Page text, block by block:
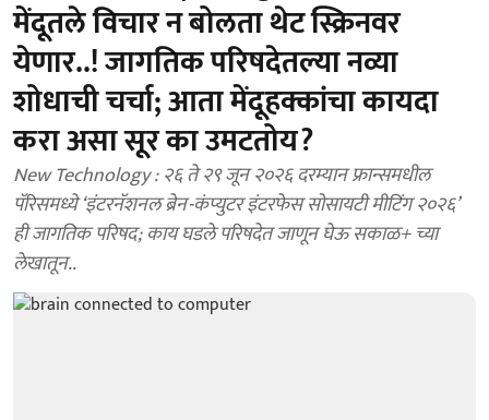
मेंदूतले विचार न बोलता थेट स्क्रिनवर
येणार..! जागतिक परिषदेतल्या नव्या
शोधाची चर्चा; आता मेंदूहक्कांचा कायदा
करा असा सूर का उमटतोय?
New Technology : २६ ते २९ जून २०२६ दरम्यान फ्रान्समधील
पॅरिसमध्ये ‘इंटरनॅशनल ब्रेन-कंप्युटर इंटरफेस सोसायटी मीटिंग २०२६’
ही जागतिक परिषद; काय घडले परिषदेत जाणून घेऊ सकाळ+ च्या
लेखातून..